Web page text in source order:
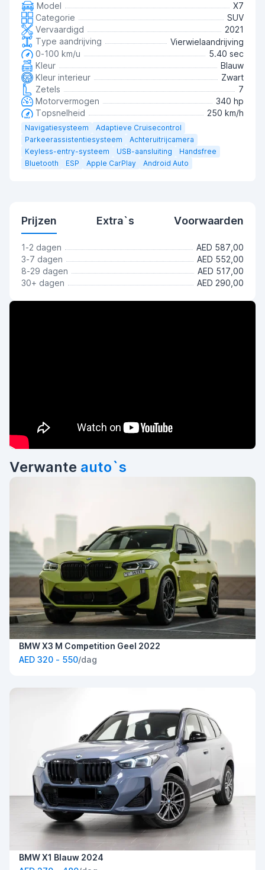
Model
X7
Categorie
SUV
Vervaardigd
2021
Type aandrijving
Vierwielaandrijving
0-100 km/u
5.40 sec
Kleur
Blauw
Kleur interieur
Zwart
Zetels
7
Motorvermogen
340 hp
Topsnelheid
250 km/h
Navigatiesysteem
Adaptieve Cruisecontrol
Parkeerassistentiesysteem
Achteruitrijcamera
Keyless-entry-systeem
USB-aansluiting
Handsfree
Bluetooth
ESP Apple CarPlay Android Auto
Prijzen Extra`s Voorwaarden
1-2 dagen
AED 587,00
3-7 dagen
AED 552,00
8-29 dagen
AED 517,00
30+ dagen
AED 290,00
Verwante auto`s
BMW X3 M Competition Geel 2022
AED 320 - 550/dag
BMW X1 Blauw 2024